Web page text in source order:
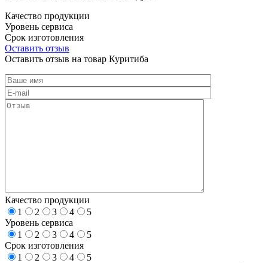
Качество продукции
Уровень сервиса
Срок изготовления
Оставить отзыв
Оставить отзыв на товар Куритиба
Качество продукции
1
2 3 4
5
Уровень сервиса
1
2 3 4
5
Срок изготовления
1
2 3 4
5